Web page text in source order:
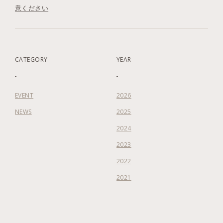
意ください
CATEGORY
EVENT
NEWS
YEAR
2026
2025
2024
2023
2022
2021